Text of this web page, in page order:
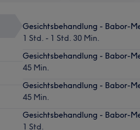
Gesichtsbehandlung - Babor-
1 Std. - 1 Std. 30 Min.
Gesichtsbehandlung - Babor-
45 Min.
Gesichtsbehandlung - Babor-
45 Min.
Gesichtsbehandlung - Babor-
1 Std.